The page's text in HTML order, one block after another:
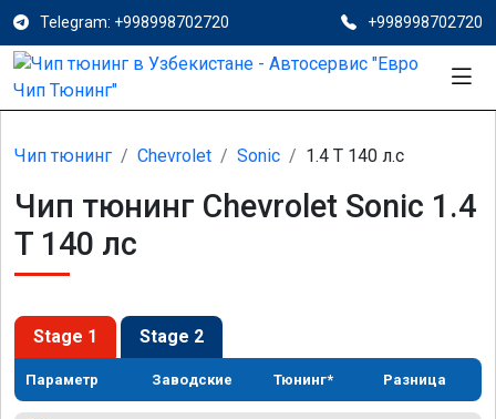
Telegram: +998998702720 +998998702720
Чип тюнинг Chevrolet Sonic 1.4 T 140 л.с
Чип тюнинг Chevrolet Sonic 1.4
T 140 лс
Stage 1 Stage 2
Параметр Заводские Тюнинг* Разница